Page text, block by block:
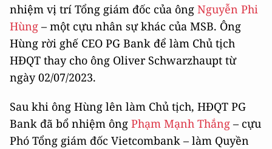
nhiệm vị trí Tổng giám đốc của ông Nguyễn Phi
Hùng – một cựu nhân sự khác của MSB. Ông
Hùng rời ghế CEO PG Bank để làm Chủ tịch
HĐQT thay cho ông Oliver Schwarzhaupt từ
ngày 02/07/2023.
Sau khi ông Hùng lên làm Chủ tịch, HĐQT PG
Bank đã bổ nhiệm ông Phạm Mạnh Thắng – cựu
Phó Tổng giám đốc Vietcombank – làm Quyền